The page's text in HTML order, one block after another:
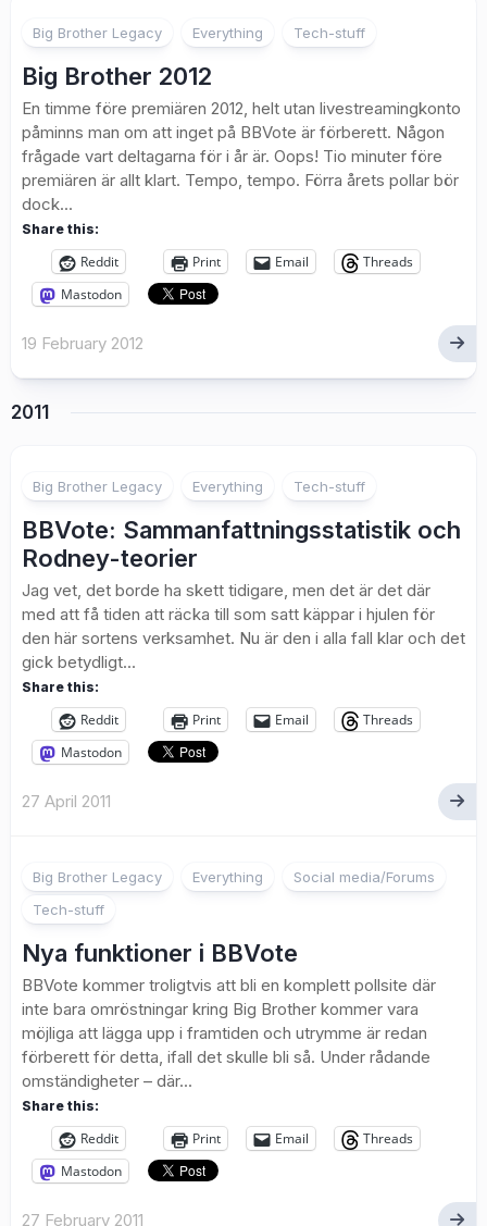
Big Brother Legacy Everything Tech-stuff
Big Brother 2012
En timme före premiären 2012, helt utan livestreamingkonto
påminns man om att inget på BBVote är förberett. Någon
frågade vart deltagarna för i år är. Oops! Tio minuter före
premiären är allt klart. Tempo, tempo. Förra årets pollar bör
dock...
Share this:
Reddit Print Email
Threads
Mastodon
19 February 2012
2011
Big Brother Legacy Everything Tech-stuff
BBVote: Sammanfattningsstatistik och
Rodney-teorier
Jag vet, det borde ha skett tidigare, men det är det där
med att få tiden att räcka till som satt käppar i hjulen för
den här sortens verksamhet. Nu är den i alla fall klar och det
gick betydligt...
Share this:
Reddit Print Email
Threads
Mastodon
27 April 2011
Big Brother Legacy Everything
Social media/Forums
Tech-stuff
Nya funktioner i BBVote
BBVote kommer troligtvis att bli en komplett pollsite där
inte bara omröstningar kring Big Brother kommer vara
möjliga att lägga upp i framtiden och utrymme är redan
förberett för detta, ifall det skulle bli så. Under rådande
omständigheter – där...
Share this:
Reddit Print Email
Threads
Mastodon
27 February 2011